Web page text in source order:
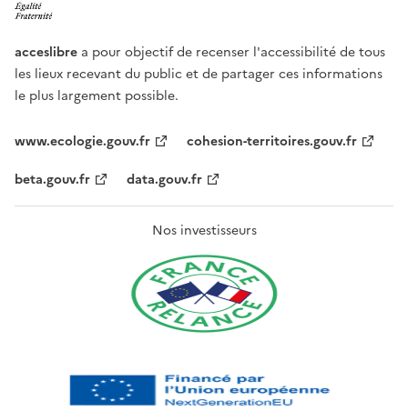
acceslibre a pour objectif de recenser l'accessibilité de tous
les lieux recevant du public et de partager ces informations
le plus largement possible.
www.ecologie.gouv.fr
cohesion-territoires.gouv.fr
beta.gouv.fr
data.gouv.fr
Nos investisseurs